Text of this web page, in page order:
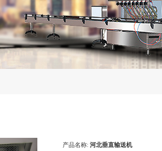
产品名称: 河北垂直输送机